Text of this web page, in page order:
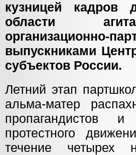
кузницей кадров
области
организационно-
выпускниками
субъектов России.
Летний этап
альма-матер
пропагандистов
протестного
течение четырех